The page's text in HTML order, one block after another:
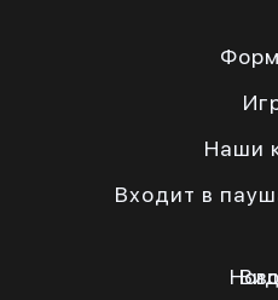
Входит в
Наши